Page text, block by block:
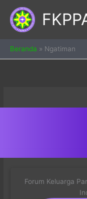
content
Beranda » Ngatiman
Forum Keluarga